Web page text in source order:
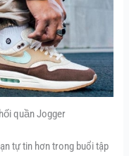
quần Jogger
tự tin hơn trong buổi tập